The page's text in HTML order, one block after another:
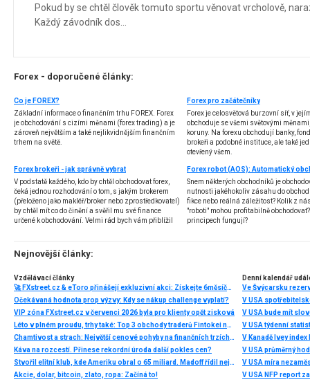
Pokud by se chtěl člověk tomuto sportu věnovat vrcholově,
Každý závodník dos...
Forex - doporučené články:
Co je FOREX?
Základní informace o finančním trhu FOREX. Forex
je obchodování s cizími měnami (forex trading) a je
zároveň největším a také nejlikvidnějším finančním
trhem na světě.
Forex pro začátečníky
Forex je celosvětová burzovní síť, v
obchoduje se všemi světovými
koruny. Na forexu obchodují banky,
brokeři a podobné instituce, ale také
otevřený všem.
Forex brokeři - jak správně vybrat
V podstatě každého, kdo by chtěl obchodovat forex,
čeká jednou rozhodování o tom, s jakým brokerem
(přeloženo jako makléř/broker nebo zprostředkovatel)
by chtěl mít co do činění a svěřil mu své finance
určené k obchodování. Velmi rád bych vám přiblížil
několik příkladů nejznámějších z nich.
Snem některých obchodníků je
nutnosti jakéhokoliv zásahu do
fikce nebo reálná záležitost? Kolik z
"roboti" mohou profitabilně
principech fungují?
Nejnovější články:
Vzdělávací články
🚀 FXstreet.cz & eToro přinášejí exkluzivní akci: Získejte 6měsíční členství ve VIP zóně ZDARMA
Očekávaná hodnota prop výzvy: Kdy se nákup challenge vyplatí?
VIP zóna FXstreet.cz v červenci 2026 byla pro klienty opět zisková
Léto v plném proudu, trhy také: Top 3 obchody traderů Fintokei na indexech a zlatě
Chamtivost a strach: Největší cenové pohyby na finančních trzích (červenec 2026)
Káva na rozcestí. Přinese rekordní úroda další pokles cen?
Stvořil elitní klub, kde Ameriku obral o 65 miliard. Madoff řídil největší Ponzi dějin
Akcie, dolar, bitcoin, zlato, ropa: Začíná to!
Denní kalendář
Ve Švýcarsku
V USA
V USA bude mít
V USA týdenní
V Kanadě Ivey index
V USA průměrný
V USA míra
V USA NFP report